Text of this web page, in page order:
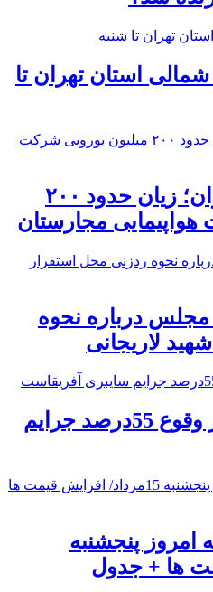
شمالی استان تهران تا
پیامدهای تجاوز به ایران؛ زیان حدود ۲۰۰
مجارستان
مجلس درباره نحوه
لاریجانی
هوش مصنوعی، بستر وقوع 55درصد جرایم
امروز پنجشنبه